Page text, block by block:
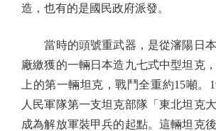
造，也有的是國民政府派發。
當時的頭號重武器，是從瀋陽日本
廠繳獲的一輛日本造九七式中型坦克
上的第一輛坦克，戰鬥全重約15噸。
人民軍隊第一支坦克部隊「東北坦克
成為解放軍裝甲兵的起點。這輛坦克